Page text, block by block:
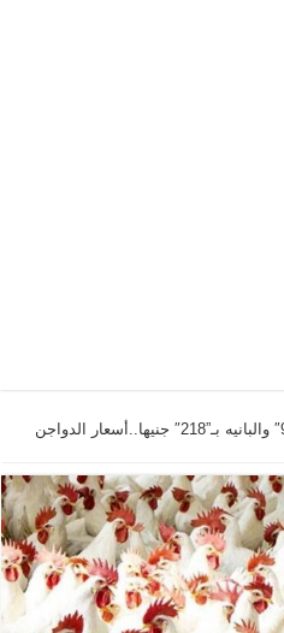
البيضاء بـ”96″ والبانيه بـ”218″ جنيها..أسعار الدواجن